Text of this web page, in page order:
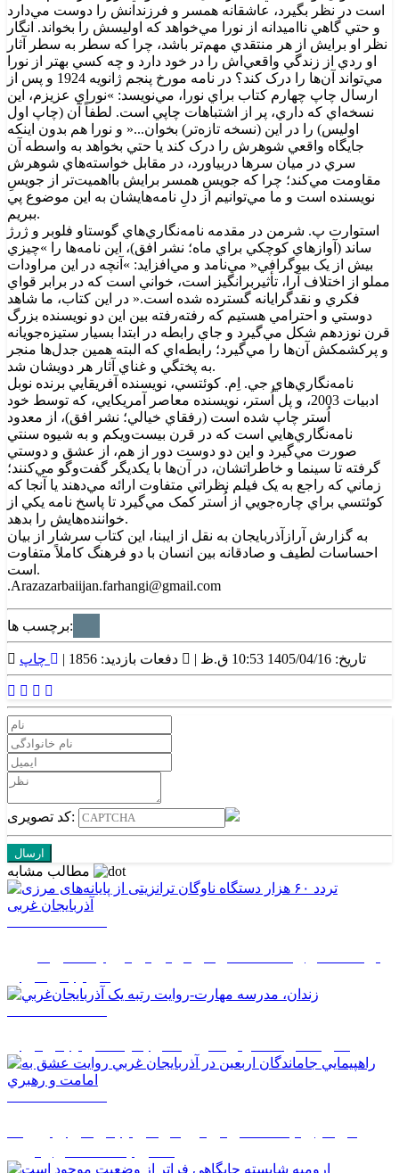
است در نظر بگيرد، عاشقانه همسر و فرزندانش را دوست مي‌دارد
و حتي گاهي نااميدانه از نورا مي‌خواهد که اوليسش را بخواند. انگار
نظر او برايش از هر منتقدي مهم‌تر باشد، چرا که سطر به سطر آثار
او ردي از زندگي واقعي‌اش را در خود دارد و چه کسي بهتر از نورا
مي‌تواند آن‌ها را درک کند؟ در نامه مورخ پنجم ژانويه 1924 و پس از
ارسال چاپ چهارم کتاب براي نورا، مي‌نويسد: »نوراي عزيزم، اين
نسخه‌اي که داري، پر از اشتباهات چاپي است. لطفاً آن (چاپ اول
اوليس) را در اين (نسخه تازه‌تر) بخوان...« و نورا هم بدون اينکه
جايگاه واقعي شوهرش را درک کند يا حتي بخواهد به واسطه آن
سري در ميان سرها دربياورد، در مقابل خواسته‌هاي شوهرش
مقاومت مي‌کند؛ چرا که جويسِ همسر برايش بااهميت‌تر از جويسِ
نويسنده است و ما مي‌توانيم از دلِ نامه‌هايشان به اين موضوع پي
ببريم.
استوارت پ. شرمن در مقدمه نامه‌نگاري‌هاي گوستاو فلوبر و ژرژ
ساند (آوازهاي کوچکي براي ماه؛ نشر افق)، اين نامه‌ها را »چيزي
بيش از يک بيوگرافي« مي‌نامد و مي‌افزايد: »آنچه در اين مراودات
مملو از اختلاف آرا، تأثيربرانگيز است، خواني است که در برابر قواي
فکري و نقدگرايانه گسترده شده است.« در اين کتاب، ما شاهد
دوستي و احترامي هستيم که رفته‌رفته بين اين دو نويسنده بزرگ
قرن نوزدهم شکل مي‌گيرد و جاي رابطه در ابتدا بسيار ستيزه‌جويانه
و پرکشمکش آن‌ها را مي‌گيرد؛ رابطه‌اي که البته همين جدل‌ها منجر
به پختگي و غناي آثار هر دويشان شد.
نامه‌نگاري‌هاي جي. اِم. کوئتسي، نويسنده آفريقايي برنده نوبل
ادبيات 2003، و پل اُستر، نويسنده معاصر آمريکايي، که توسط خود
اُستر چاپ شده است (رفقاي خيالي؛ نشر افق)، از معدود
نامه‌نگاري‌هايي است که در قرن بيست‌ويکم و به شيوه سنتي
صورت مي‌گيرد و اين دو دوست دور از هم، از عشق و دوستي
گرفته تا سينما و خاطراتشان، در آن‌ها با يکديگر گفت‌وگو مي‌کنند؛
زماني که راجع به يک فيلم نظراتي متفاوت ارائه مي‌دهند يا آنجا که
کوئتسي براي چاره‌جويي از اُستر کمک مي‌گيرد تا پاسخ نامه يکي از
خواننده‌هايش را بدهد.
به گزارش آرازآذربايجان به نقل از ايبنا، اين کتاب سرشار از بيان
احساسات لطيف و صادقانه بين انسان با دو فرهنگ کاملاً متفاوت
است.
.Arazazarbaiijan.farhangi@gmail.com
برچسب ها:
تاریخ: 1405/04/16 10:53 ق.ظ | دفعات بازدید: 1856 | چاپ
کد تصویری: